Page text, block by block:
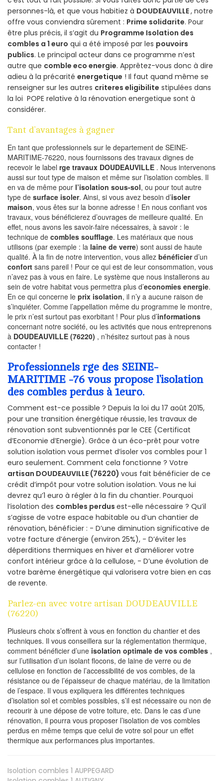
personnes-là, et que vous habitiez à DOUDEAUVILLE, notre
offre vous conviendra sûrement : Prime solidarite. Pour
être plus précis, il s’agit du Programme Isolation des
combles a 1 euro qui a été imposé par les pouvoirs
publics. Le principal acteur dans ce programme n’est
autre que comble eco energie. Apprêtez-vous donc à dire
adieu à la précarité energetique ! Il faut quand même se
renseigner sur les autres criteres eligibilite stipulées dans
la loi POPE relative à la rénovation energetique sont à
considérer.
Tant d’avantages à gagner
En tant que professionnels sur le departement de SEINE-
MARITIME-76220, nous fournissons des travaux dignes de
recevoir le label rge travaux DOUDEAUVILLE . Nous intervenons
aussi sur tout type de maison et même sur l’isolation combles. Il
en va de même pour l’isolation sous-sol, ou pour tout autre
type de surface isoler. Ainsi, si vous avez besoin d’isoler
maison, vous êtes sur la bonne adresse ! En nous confiant vos
travaux, vous bénéficierez d’ouvrages de meilleure qualité. En
effet, nous avons les savoir-faire nécessaires, à savoir : le
technique de combles soufflage. Les matériaux que nous
utilisons (par exemple : la laine de verre) sont aussi de haute
qualité. À la fin de notre intervention, vous allez bénéficierd’un
confort sans pareil ! Pour ce qui est de leur consommation, vous
n’avez pas à vous en faire. Le système que nous installerons au
sein de votre habitat vous permettra plus d’economies energie.
En ce qui concerne le prix isolation, il n’y a aucune raison de
s’inquiéter. Comme l’appellation même du programme le montre,
le prix n’est surtout pas exorbitant ! Pour plus d’informations
concernant notre société, ou les activités que nous entreprenons
à DOUDEAUVILLE (76220) , n’hésitez surtout pas à nous
contacter !
Professionnels rge des SEINE-
MARITIME -76 vous propose l’isolation
des combles perdus à 1euro.
Comment est-ce possible ? Depuis la loi du 17 août 2015,
pour une transition énergétique réussie, les travaux de
rénovation sont subventionnés par le CEE (Certificat
d’Economie d’Energie). Grâce à un éco-prêt pour votre
solution isolation vous permet d’isoler vos combles pour 1
euro seulement. Comment cela fonctionne ? Votre
artisan DOUDEAUVILLE (76220) vous fait bénéficier de ce
crédit d’impôt pour votre solution isolation. Vous ne lui
devrez qu’1 euro à régler à la fin du chantier. Pourquoi
l’isolation des combles perdus est-elle nécessaire ? Qu’il
s’agisse de votre espace habitable ou d’un chantier de
rénovation, bénéficier : - D’une diminution significative de
votre facture d’énergie (environ 25%), - D’éviter les
déperditions thermiques en hiver et d’améliorer votre
confort intérieur grâce à la cellulose, - D’une évolution de
votre barème énergétique qui valorisera votre bien en cas
de revente.
Parlez-en avec votre artisan DOUDEAUVILLE
(76220)
Plusieurs choix s’offrent à vous en fonction du chantier et des
techniques. Il vous conseillera sur la réglementation thermique,
comment bénéficier d’une isolation optimale de vos combles ,
sur l’utilisation d’un isolant flocons, de laine de verre ou de
cellulose en fonction de l’accessibilité de vos combles, de la
résistance ou de l’épaisseur de chaque matériau, de la limitation
de l’espace. Il vous expliquera les différentes techniques
d’isolation sol et combles possibles, s’il est nécessaire ou non de
recourir à une dépose de votre toiture, etc. Dans le cas d’une
rénovation, il pourra vous proposer l’isolation de vos combles
perdus en même temps que celui de votre sol pour un effet
thermique aux performances plus importantes.
Isolation combles 1 AUPPEGARD